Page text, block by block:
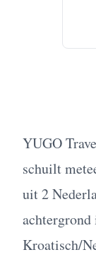
YUGO
schuilt
uit 2
achtergrond
Kroatisch/